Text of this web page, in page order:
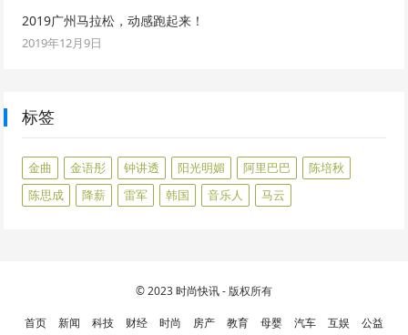
2019广州马拉松，动感跑起来！
2019年12月9日
标签
金曲 金语彤 钟讲透 阳光明媚 阿里巴巴
陈培秋
陈思成
降薪 雷军 韩国 音乐人 马云
© 2023时尚快讯- 版权所有
首页 新闻 科技 财经 时尚 房产 教育 母婴 汽车 互娱 公益